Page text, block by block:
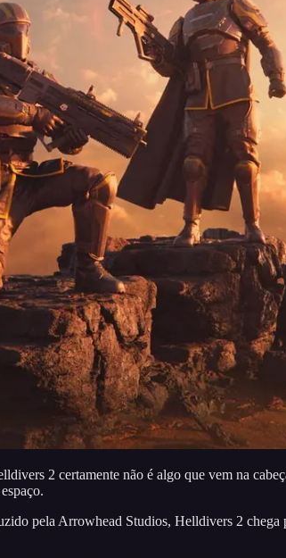
2 certamente não é algo que vem na
pela Arrowhead Studios, Helldivers 2